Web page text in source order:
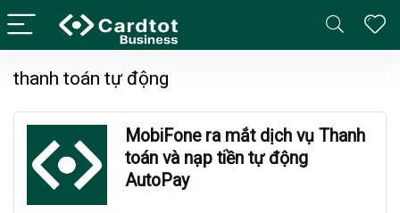
thanh toán tự động
MobiFone ra mắt dịch vụ Thanh
toán và nạp tiền tự động
AutoPay